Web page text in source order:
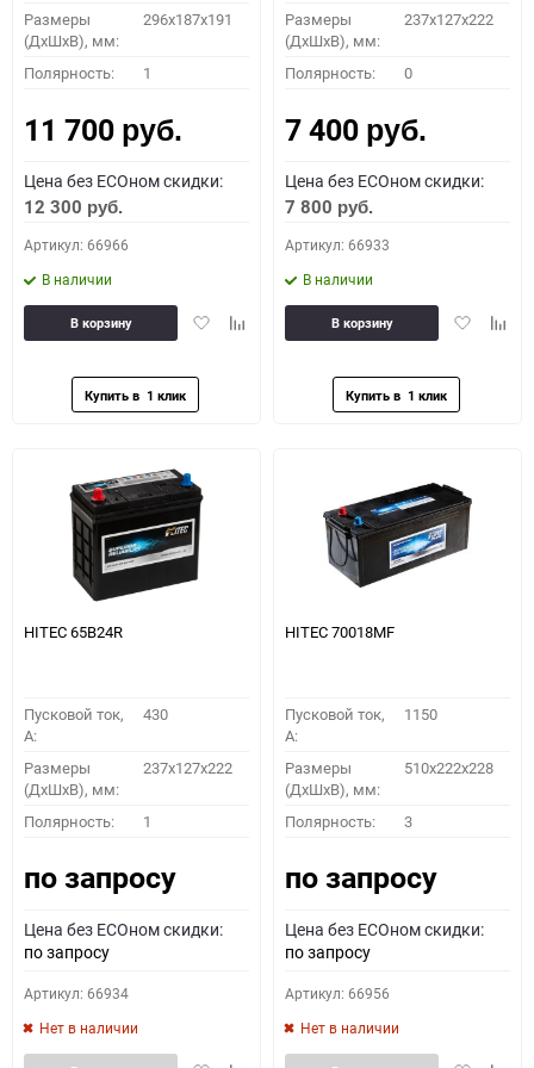
Размеры
(ДхШхВ), мм:
296х187х191
Полярность: 1
11 700 руб.
Цена без ECOном скидки:
12 300 руб.
Артикул: 66966
В наличии
ДобавитьДобавить
В корзину
Размеры
(ДхШхВ), мм:
237x127x222
Полярность: 0
7 400 руб.
Цена без ECOном скидки:
7 800 руб.
Артикул: 66933
В наличии
Добавить
В корзину
HITEC 65B24R
Пусковой ток,
A:
430
Размеры
(ДхШхВ), мм:
237x127x222
Полярность: 1
по запросу
Цена без ECOном скидки:
по запросу
Артикул: 66934
Нет в наличии
HITEC 70018MF
Пусковой ток,
A:
1150
Размеры
(ДхШхВ), мм:
510x222x228
Полярность: 3
по запросу
Цена без ECOном скидки:
по запросу
Артикул: 66956
Нет в наличии